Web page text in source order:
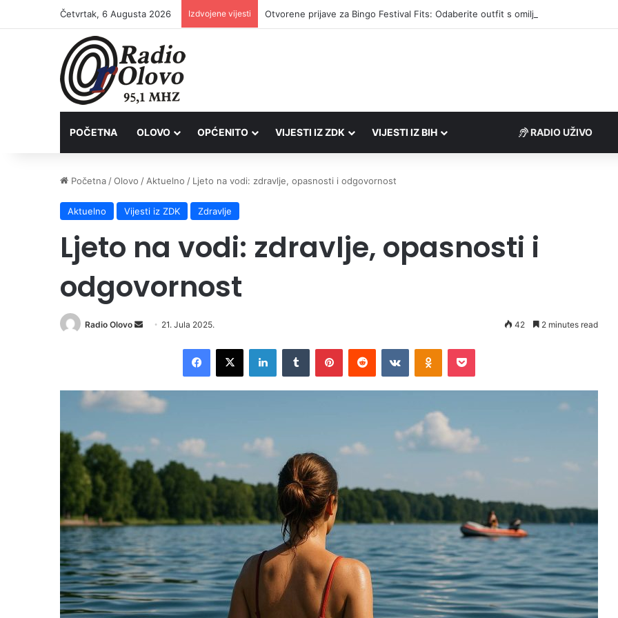
Četvrtak, 6 Augusta 2026 Izdvojene vijesti
POČETNA OLOVO OPĆENITO VIJESTI IZ ZDK VIJESTI IZ BIH RADIO UŽIVO
Početna /Olovo / Aktuelno / Ljeto na vodi: zdravlje, opasnosti i odgovornost
Aktuelno Vijesti iz ZDK Zdravlje
Ljeto na vodi: zdravlje, opasnosti i
odgovornost
Radio Olovo
a
n
a
21. Jula 2025. 42 2 minutes read